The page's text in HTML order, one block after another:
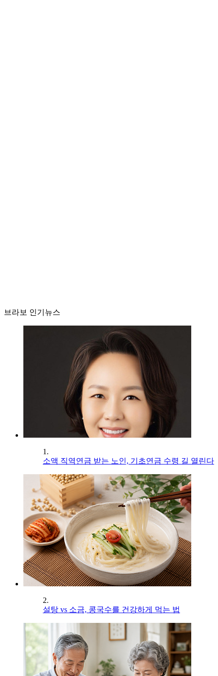
브라보 인기뉴스
1.
소액 직역연금 받는 노인, 기초연금 수령 길 열린다
2.
설탕 vs 소금, 콩국수를 건강하게 먹는 법